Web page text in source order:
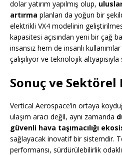
dolar yatırım yapılmış olup,
artırma planları da yoğun bir
elektrikli VX4 modelinin
kapasitesi açısından yeni bir çağ
insansız hem de insanlı
çalışılıyor ve teknolojik altyapısıyla
Sonuç ve
Vertical Aerospace’in ortaya
ulaşım aracı değil, aynı zamanda
güvenli hava taşımacılığı
sağlayacak inovatif bir sistemdir.
performansı, sürdürülebilirlik